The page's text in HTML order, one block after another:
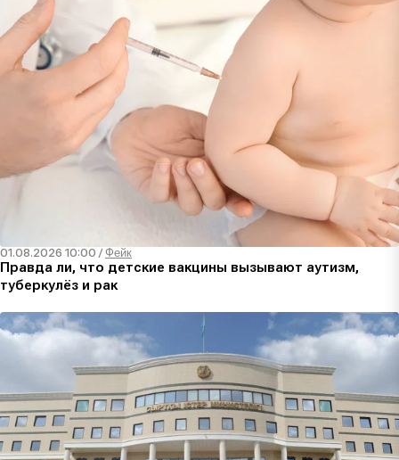
01.08.2026 10:00 /Фейк
Правда ли, что детские вакцины вызывают аутизм,
туберкулёз и рак